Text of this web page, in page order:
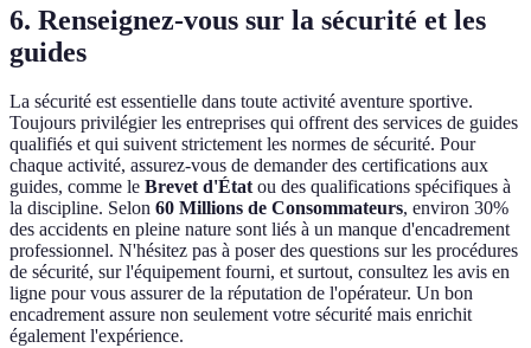
6. Renseignez-vous sur la sécurité et les
guides
La sécurité est essentielle dans toute activité aventure sportive.
Toujours privilégier les entreprises qui offrent des services de guides
qualifiés et qui suivent strictement les normes de sécurité. Pour
chaque activité, assurez-vous de demander des certifications aux
guides, comme le Brevet d'Étatou des qualifications spécifiques à
la discipline. Selon 60 Millions de Consommateurs, environ 30%
des accidents en pleine nature sont liés à un manque d'encadrement
professionnel. N'hésitez pas à poser des questions sur les procédures
de sécurité, sur l'équipement fourni, et surtout, consultez les avis en
ligne pour vous assurer de la réputation de l'opérateur. Un bon
encadrement assure non seulement votre sécurité mais enrichit
également l'expérience.